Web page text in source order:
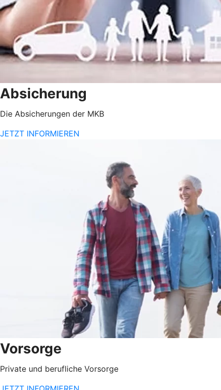
Absicherung
Die Absicherungen der MKB
JETZT INFORMIEREN
Vorsorge
Private und berufliche Vorsorge